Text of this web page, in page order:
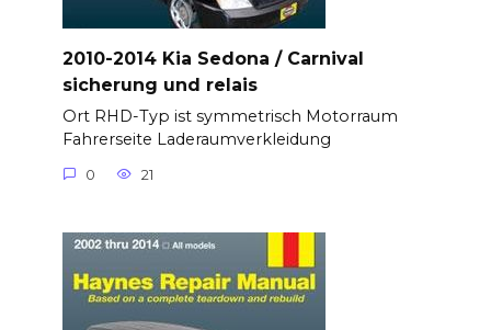
2010-2014 Kia ​​Sedona / Carnival
sicherung und relais
Ort RHD-Typ ist symmetrisch Motorraum
Fahrerseite Laderaumverkleidung
0 21